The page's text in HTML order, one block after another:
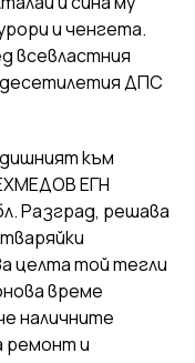
и ченгета.
всевластния
ДПС
към
ЕГН
Разград, решава
целта той тегли
време
наличните
ремонт и